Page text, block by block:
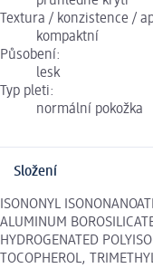
Textura / konzistence /
kompaktní
Působení:
lesk
Typ pleti:
normální pokožka
Složení
ISONONYL
ALUMINUM
HYDROGENATED
TOCOPHEROL,